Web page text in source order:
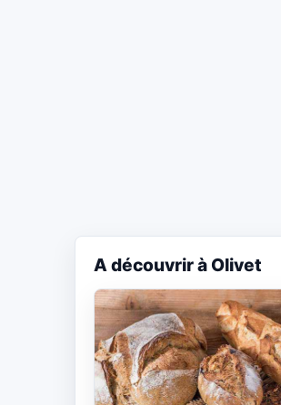
A découvrir à Olivet